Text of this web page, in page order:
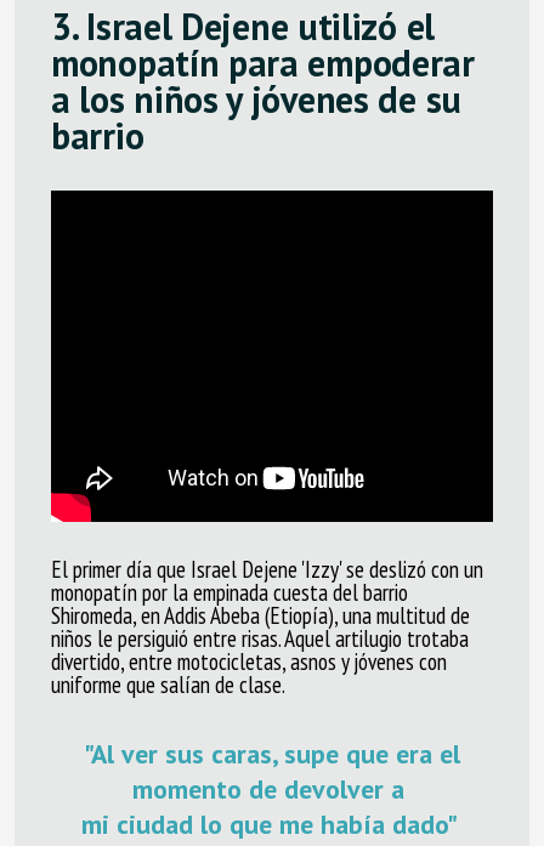
3. Israel Dejene utilizó el
monopatín para empoderar
a los niños y jóvenes de su
barrio
El primer día que Israel Dejene 'Izzy' se deslizó con un
monopatín por la empinada cuesta del barrio
Shiromeda, en Addis Abeba (Etiopía), una multitud de
niños le persiguió entre risas. Aquel artilugio trotaba
divertido, entre motocicletas, asnos y jóvenes con
uniforme que salían de clase.
"Al ver sus caras, supe que era el
momento de devolver a
mi ciudad lo que me había dado"